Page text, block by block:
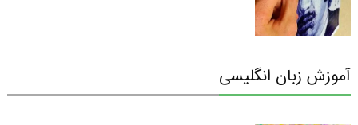
آموزش زبان انگلیسی